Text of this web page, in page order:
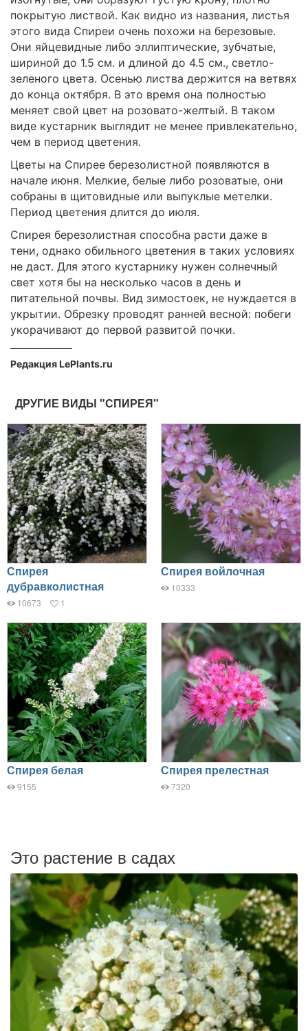
покрытую листвой. Как видно из названия, листья
этого вида Спиреи очень похожи на березовые.
Они яйцевидные либо эллиптические, зубчатые,
шириной до 1.5 см. и длиной до 4.5 см., светло-
зеленого цвета. Осенью листва держится на ветвях
до конца октября. В это время она полностью
меняет свой цвет на розовато-желтый. В таком
виде кустарник выглядит не менее привлекательно,
чем в период цветения.
Цветы на Спирее березолистной появляются в
начале июня. Мелкие, белые либо розоватые, они
собраны в щитовидные или выпуклые метелки.
Период цветения длится до июля.
Спирея березолистная способна расти даже в
тени, однако обильного цветения в таких условиях
не даст. Для этого кустарнику нужен солнечный
свет хотя бы на несколько часов в день и
питательной почвы. Вид зимостоек, не нуждается в
укрытии. Обрезку проводят ранней весной: побеги
укорачивают до первой развитой почки.
Редакция LePlants.ru
ДРУГИЕ ВИДЫ "СПИРЕЯ"
Спирея
дубравколистная
10673 1
Спирея войлочная
10333
Спирея белая
9155
Спирея прелестная
7320
Это растение в садах